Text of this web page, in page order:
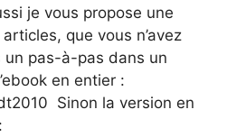
je vous propose une
que vous n’avez
un pas-à-pas dans un
en entier :
Sinon la version en